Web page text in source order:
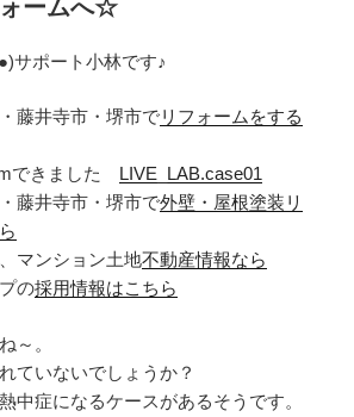
ームへ☆
サポート小林です♪
藤井寺市・堺市でリフォームをする
できました LIVE_LAB.case01
藤井寺市・堺市で外壁・屋根塗装リ
マンション土地不動産情報なら
の採用情報はこちら
～。
ていないでしょうか？
中症になるケースがあるそうです。